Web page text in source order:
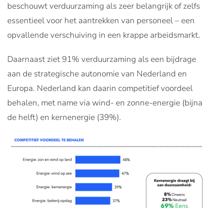
beschouwt verduurzaming als zeer belangrijk of zelfs
essentieel voor het aantrekken van personeel – een
opvallende verschuiving in een krappe arbeidsmarkt.
Daarnaast ziet 91% verduurzaming als een bijdrage
aan de strategische autonomie van Nederland en
Europa. Nederland kan daarin competitief voordeel
behalen, met name via wind- en zonne-energie (bijna
de helft) en kernenergie (39%).